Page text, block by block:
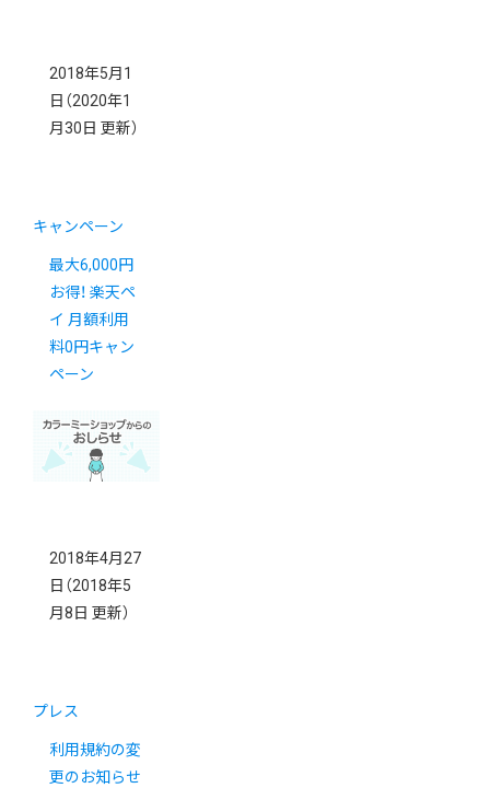
2018年5月1
日 （2020年1
月30日 更新）
キャンペーン
最大6,000円
お得！ 楽天ペ
イ 月額利用
料0円キャン
ペーン
2018年4月27
日 （2018年5
月8日 更新）
プレス
利用規約の変
更のお知らせ